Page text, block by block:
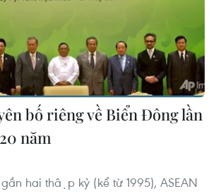
bố riêng về Biển Đông lần
năm
hai thập kỷ (kể từ 1995), ASEAN